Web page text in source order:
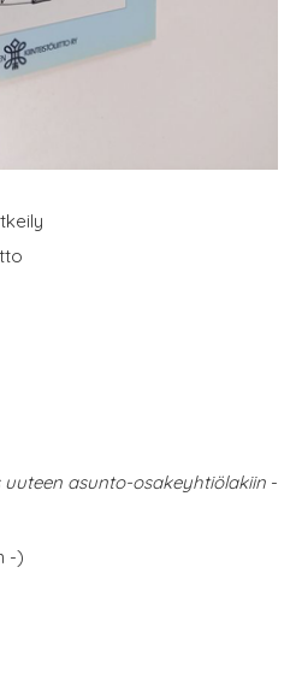
asunto-osakeyhtiölakiin -
-)